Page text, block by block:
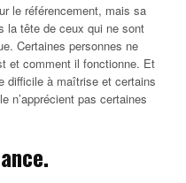
le référencement, mais sa
la tête de ceux qui ne sont
Certaines personnes ne
et comment il fonctionne. Et
difficile à maîtrise et certains
n’apprécient pas certaines